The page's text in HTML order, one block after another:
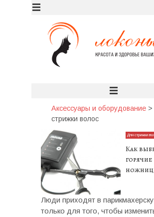
Аксессуары и оборудование >
стрижки волос
Для стрижки
Как
горячие
Люди приходят в
только для того, чтобы